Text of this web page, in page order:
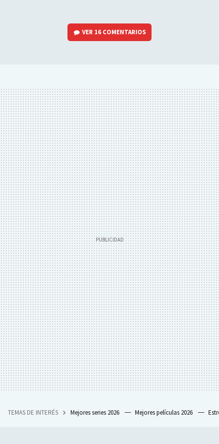
VER 16 COMENTARIOS
TEMAS DE INTERÉS Mejores series 2026 Mejores películas 2026